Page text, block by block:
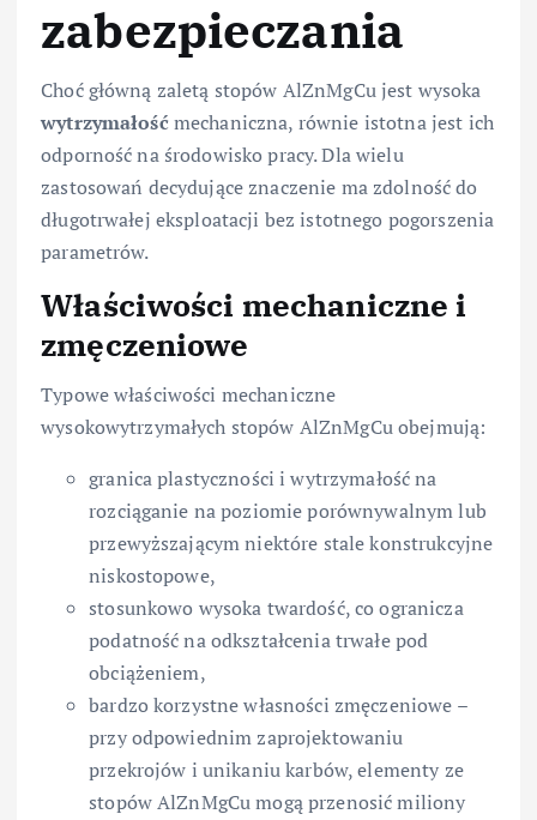
zabezpieczania
Choć główną zaletą stopów AlZnMgCu jest wysoka
wytrzymałość mechaniczna, równie istotna jest ich
odporność na środowisko pracy. Dla wielu
zastosowań decydujące znaczenie ma zdolność do
długotrwałej eksploatacji bez istotnego pogorszenia
parametrów.
Właściwości mechaniczne i
zmęczeniowe
Typowe właściwości mechaniczne
wysokowytrzymałych stopów AlZnMgCu obejmują:
granica plastyczności i wytrzymałość na
rozciąganie na poziomie porównywalnym lub
przewyższającym niektóre stale konstrukcyjne
niskostopowe,
stosunkowo wysoka twardość, co ogranicza
podatność na odkształcenia trwałe pod
obciążeniem,
bardzo korzystne własności zmęczeniowe –
przy odpowiednim zaprojektowaniu
przekrojów i unikaniu karbów, elementy ze
stopów AlZnMgCu mogą przenosić miliony